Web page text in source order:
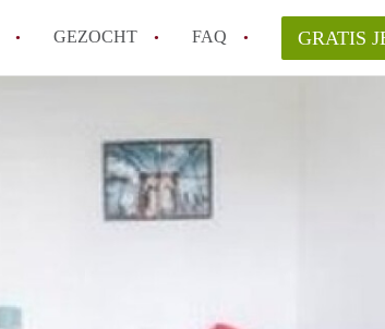
GEZOCHT FAQ
Hoe moeilijk is het om een kamer te vinden in Utrecht?
Tips: om in Utrecht een kamer te vinden!
Hoe werkt Kamers Utrecht
GRATIS